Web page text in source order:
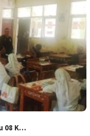
08 K…